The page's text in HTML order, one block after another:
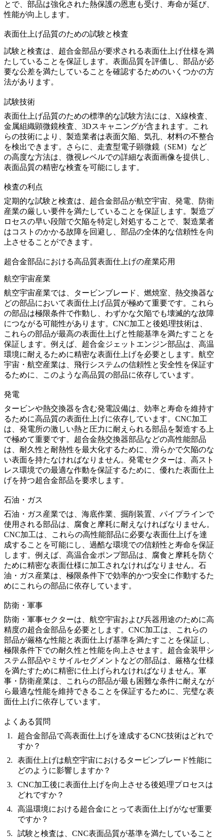
とで、部品は強化された熱保護の恩恵も受け、寿命が延び、
性能が向上します。
表面仕上げ品質のための試験と検査
試験と検査は、超合金部品が要求される表面仕上げ仕様を満
たしていることを保証します。表面品質を評価し、部品が必
要な公差を満たしていることを確認するためのいくつかの方
法があります。
試験技術
表面仕上げ品質のための標準的な試験方法には、 X線検査
金属組織顕微鏡検査
3Dスキャニングが含まれます。これ
らの技術により、製造業者は表面欠陥、気孔、材料の不整合
を検出できます。さらに、 走査型電子顕微鏡（SEM） など
の高度な方法は、微視レベルでの詳細な表面画像を提供し、
表面品質の精密な検査を可能にします。
検査の利点
定期的な試験と検査は、超合金部品が航空宇宙、発電、防衛
産業の厳しい要件を満たしていることを保証します。製造プ
ロセスの早い段階で欠陥を特定し対処することで、製造業者
はコストのかかる故障を回避し、部品の全体的な信頼性を向
上させることができます。
超合金部品における高品質表面仕上げの産業応用
航空宇宙産業
航空宇宙産業では、タービンブレード、燃焼室、熱交換器な
どの部品において表面仕上げ品質が極めて重要です。これら
の部品は極限条件で作動し、わずかな欠陥でも壊滅的な故障
につながる可能性があります。CNC加工と後処理技術は、
これらの部品が最高の表面仕上げと性能基準を満たすことを
保証します。例えば、 超合金ジェットエンジン部品は、高温
環境に耐えるために精密な表面仕上げを必要とします。 航空
宇宙・航空産業は、飛行システムの信頼性と安全性を保証す
るために、このような高品質の部品に依存しています。
発電
タービンや熱交換器を含む発電設備は、効率と寿命を維持す
るために高品質の表面仕上げに依存しています。CNC加工
は、発電所の激しい熱と圧力に耐えられる部品を製造する上
で極めて重要です。 超合金熱交換器部品などの高性能部品
は、耐久性と耐熱性を最大化するために、滑らかで欠陥のな
い表面を持たなければなりません。 発電セクターは、高スト
レス環境での最適な作動を保証するために、優れた表面仕上
げを持つ超合金部品を要求します。
石油・ガス
石油・ガス産業では、海底作業、掘削装置、パイプラインで
使用される部品は、腐食と摩耗に耐えなければなりません。
CNC加工は、これらの高性能部品に必要な表面仕上げを達
成することを可能にし、過酷な環境での信頼性と寿命を保証
します。例えば、 高温合金ポンプ部品は、腐食と摩耗を防ぐ
ために精密な表面仕様に加工されなければなりません。 石
油・ガス産業は、極限条件下で効率的かつ安全に作動するた
めにこれらの部品に依存しています。
防衛・軍事
防衛・軍事セクターは、航空宇宙および兵器用途のために高
精度の超合金部品を必要とします。CNC加工は、これらの
部品が厳格な性能と表面仕上げ基準を満たすことを保証し、
極限条件下での耐久性と性能を向上させます。 超合金装甲シ
ステム部品や ミサイルセグメント などの部品は、厳格な仕様
を満たすために精密に仕上げられなければなりません。 軍
事・防衛産業は、これらの部品が最も困難な条件に耐えなが
ら最適な性能を維持できることを保証するために、完璧な表
面仕上げに依存しています。
よくある質問
超合金部品で高表面仕上げを達成するCNC技術はどれで
すか？
表面仕上げは航空宇宙におけるタービンブレード性能に
どのように影響しますか？
CNC加工後に表面仕上げを向上させる後処理プロセスは
どれですか？
高温環境における超合金にとって表面仕上げがなぜ重要
ですか？
試験と検査は、CNC表面品質が基準を満たしていること